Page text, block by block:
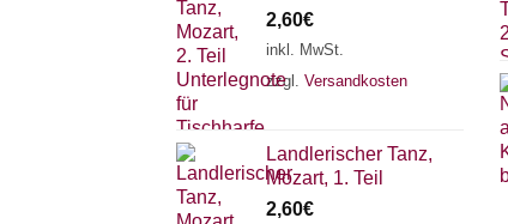
2,60€
inkl. MwSt.
zzgl. Versandkosten
Landlerischer Tanz,
Mozart, 1. Teil
2,60€